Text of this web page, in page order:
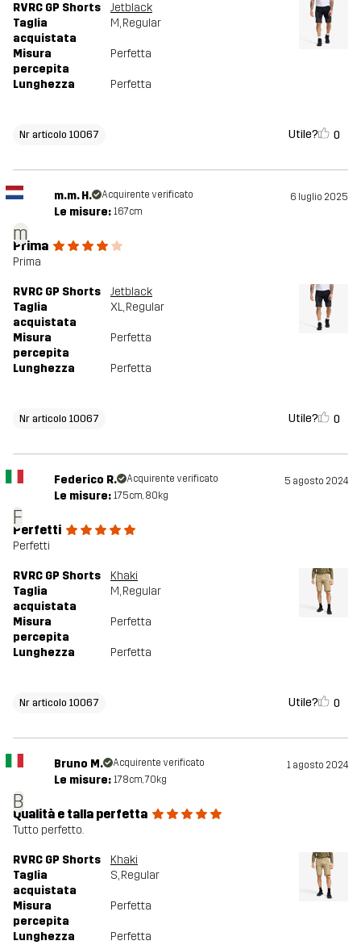
RVRC GP Shorts
Jetblack
Taglia
acquistata
M, Regular
Misura
percepita
Perfetta
Lunghezza Perfetta
Nr articolo 10067 Utile? 0
m
m.m. H. Acquirente verificato 6 luglio 2025
Le misure: 167cm
Prima
Prima
RVRC GP Shorts
Jetblack
Taglia
acquistata
XL, Regular
Misura
percepita
Perfetta
Lunghezza Perfetta
Nr articolo 10067 Utile? 0
F
Federico R. Acquirente verificato 5 agosto 2024
Le misure: 175cm, 80kg
Perfetti
Perfetti
RVRC GP Shorts
Khaki
Taglia
acquistata
M, Regular
Misura
percepita
Perfetta
Lunghezza Perfetta
Nr articolo 10067 Utile? 0
B
Bruno M. Acquirente verificato 1 agosto 2024
Le misure: 178cm, 70kg
Qualità e talla perfetta
Tutto perfetto.
RVRC GP Shorts
Khaki
Taglia
acquistata
S, Regular
Misura
percepita
Perfetta
Lunghezza Perfetta